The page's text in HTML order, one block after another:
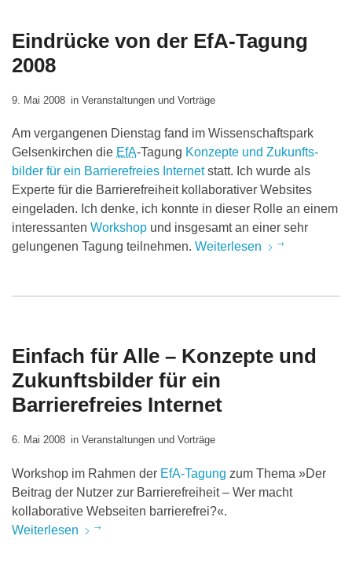
Eindrücke von der EfA-Tagung
2008
9. Mai 2008 in Veranstaltungen und Vorträge
Am vergangenen Dienstag fand im Wissenschaftspark
Gelsenkirchen die EfA-Tagung Konzepte und Zukunfts­
bilder für ein Barriere­freies Internetstatt. Ich wurde als
Experte für die Barrierefreiheit kollaborativer Websites
eingeladen. Ich denke, ich konnte in dieser Rolle an einem
interessanten Workshop und insgesamt an einer sehr
gelungenen Tagung teilnehmen. Weiterlesen
Einfach für Alle – Konzepte und
Zukunftsbilder für ein
Barrierefreies Internet
6. Mai 2008 in Veranstaltungen und Vorträge
Workshop im Rahmen der EfA-Tagung zum Thema »Der
Beitrag der Nutzer zur Barrierefreiheit – Wer macht
kollaborative Webseiten barrierefrei?«.
Weiterlesen